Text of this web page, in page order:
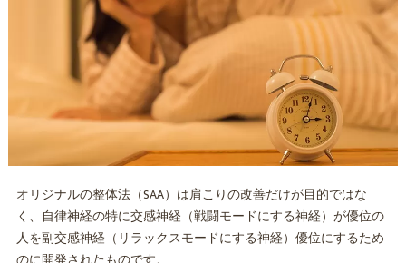
オリジナルの整体法（SAA）は肩こりの改善だけが目的ではな
く、自律神経の特に交感神経（戦闘モードにする神経）が優位の
人を副交感神経（リラックスモードにする神経）優位にするため